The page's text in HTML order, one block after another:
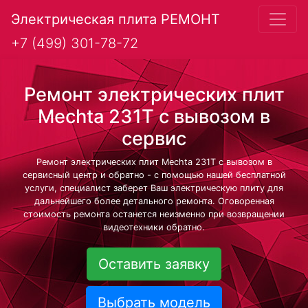
Электрическая плита РЕМОНТ
+7 (499) 301-78-72
Ремонт электрических плит
Mechta 231T с вывозом в
сервис
Ремонт электрических плит Mechta 231T с вывозом в
сервисный центр и обратно - с помощью нашей бесплатной
услуги, специалист заберет Ваш электрическую плиту для
дальнейшего более детального ремонта. Оговоренная
стоимость ремонта останется неизменно при возвращении
видеотехники обратно.
Оставить заявку
Выбрать модель